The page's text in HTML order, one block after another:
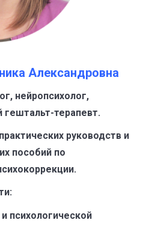
Александровна
нейропсихолог,
терапевт.
руководств и
пособий по
психологической